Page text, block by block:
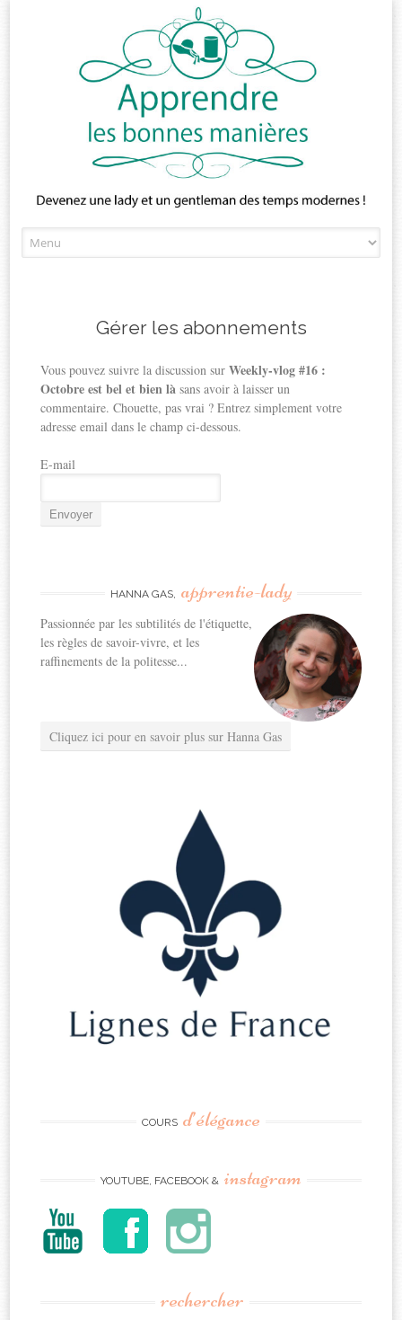
to
Gérer les abonnements
Vous pouvez suivre la discussion surWeekly-vlog #16 :
Octobre est bel et bien là sans avoir à laisser un
commentaire. Chouette, pas vrai ? Entrez simplement votre
adresse email dans le champ ci-dessous.
E-mail
HANNA GAS, apprentie-lady
Passionnée par les subtilités de l'étiquette,
les règles de savoir-vivre, et les
raffinements de la politesse...
Cliquez ici pour en savoir plus sur Hanna Gas
COURS d’élégance
YOUTUBE, FACEBOOK & instagram
rechercher